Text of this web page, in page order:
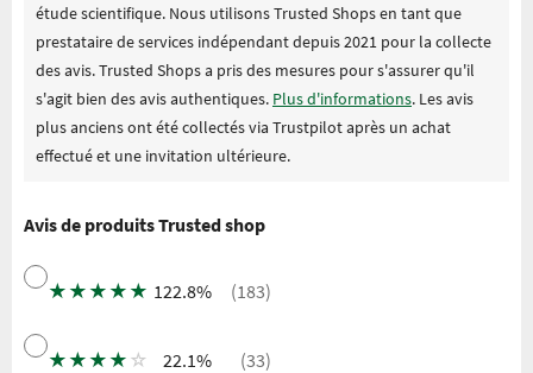
étude scientifique. Nous utilisons Trusted Shops en tant que
prestataire de services indépendant depuis 2021 pour la collecte
des avis. Trusted Shops a pris des mesures pour s'assurer qu'il
s'agit bien des avis authentiques. Plus d'informations. Les avis
plus anciens ont été collectés via Trustpilot après un achat
effectué et une invitation ultérieure.
Avis de produits Trusted shop
★ ★ ★ ★ ★ 122.8% (183)
★ ★ ★ ★ ☆ 22.1% (33)